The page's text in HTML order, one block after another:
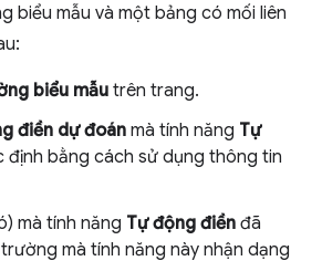
biểu mẫu và một bảng có mối liên
biểu mẫu trên trang.
điền dự đoán mà tính năng Tự
định bằng cách sử dụng thông tin
mà tính năng Tự động điền đã
mà tính năng này nhận dạng